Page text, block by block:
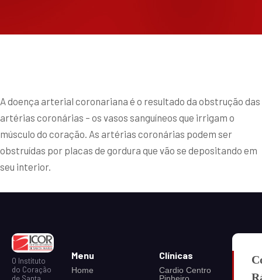
A doença arterial coronariana é o resultado da obstrução das
artérias coronárias – os vasos sanguíneos que irrigam o
músculo do coração. As artérias coronárias podem ser
obstruídas por placas de gordura que vão se depositando em
seu interior.
O Instituto
do Coração
Menu
Home
Clínicas
Cardio Centro
Pinheiro